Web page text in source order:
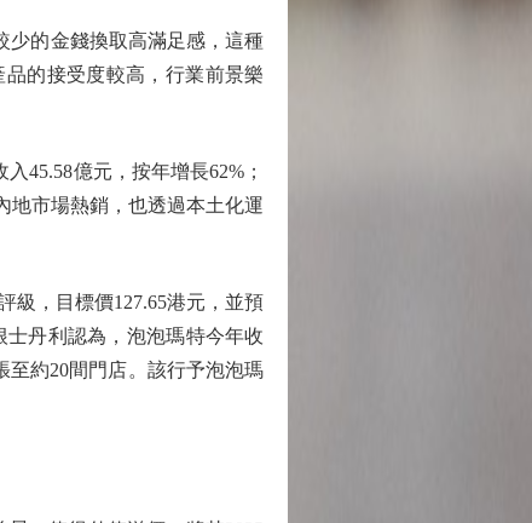
的金錢換取高滿足感，這種
的接受度較高，行業前景樂
45.58億元，按年增長62%；
地市場熱銷，也透過本土化運
，目標價127.65港元，並預
士丹利認為，泡泡瑪特今年收
至約20間門店。該行予泡泡瑪